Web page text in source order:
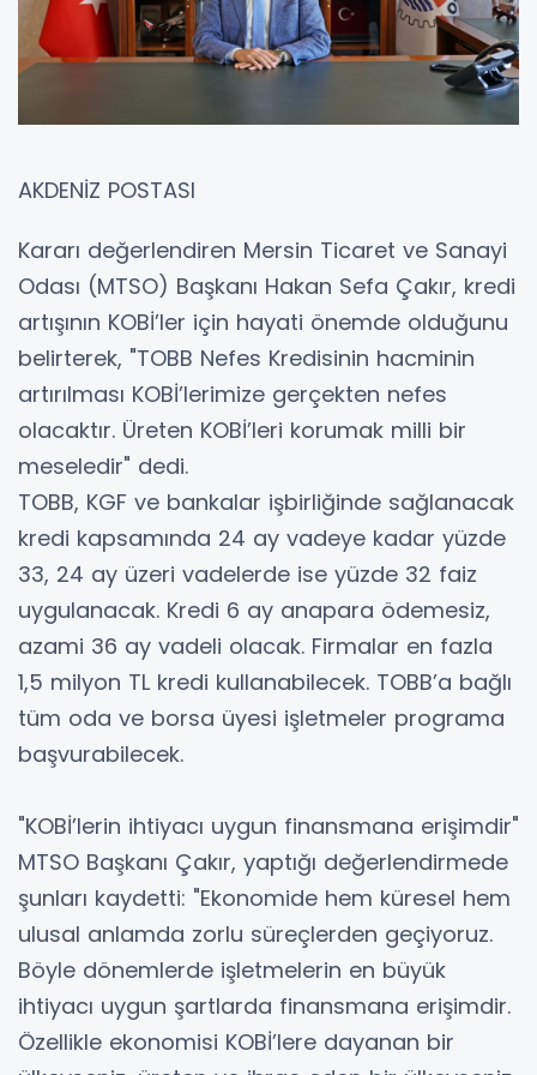
AKDENİZ POSTASI
Kararı değerlendiren Mersin Ticaret ve Sanayi
Odası (MTSO) Başkanı Hakan Sefa Çakır, kredi
artışının KOBİ’ler için hayati önemde olduğunu
belirterek, "TOBB Nefes Kredisinin hacminin
artırılması KOBİ’lerimize gerçekten nefes
olacaktır. Üreten KOBİ’leri korumak milli bir
meseledir" dedi.
TOBB, KGF ve bankalar işbirliğinde sağlanacak
kredi kapsamında 24 ay vadeye kadar yüzde
33, 24 ay üzeri vadelerde ise yüzde 32 faiz
uygulanacak. Kredi 6 ay anapara ödemesiz,
azami 36 ay vadeli olacak. Firmalar en fazla
1,5 milyon TL kredi kullanabilecek. TOBB’a bağlı
tüm oda ve borsa üyesi işletmeler programa
başvurabilecek.
"KOBİ’lerin ihtiyacı uygun finansmana erişimdir"
MTSO Başkanı Çakır, yaptığı değerlendirmede
şunları kaydetti: "Ekonomide hem küresel hem
ulusal anlamda zorlu süreçlerden geçiyoruz.
Böyle dönemlerde işletmelerin en büyük
ihtiyacı uygun şartlarda finansmana erişimdir.
Özellikle ekonomisi KOBİ’lere dayanan bir